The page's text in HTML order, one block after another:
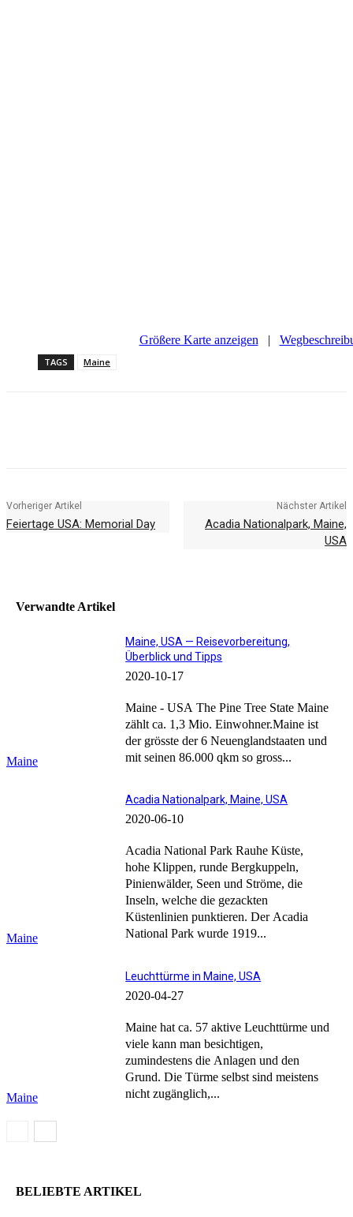
Größere Karte anzeigen |
TAGS Maine
Vorheriger Artikel
Feiertage USA: Memorial Day
Nächster Artikel
Acadia Nationalpark, Maine,
USA
Verwandte Artikel
Maine
Maine, USA — Reisevorbereitung,
Überblick und Tipps
2020-10-17
Maine - USA The Pine Tree State Maine
zählt ca. 1,3 Mio. Einwohner.Maine ist
der grösste der 6 Neuenglandstaaten und
mit seinen 86.000 qkm so gross...
Maine
Acadia Nationalpark, Maine, USA
2020-06-10
Acadia National Park Rauhe Küste,
hohe Klippen, runde Bergkuppeln,
Pinienwälder, Seen und Ströme, die
Inseln, welche die gezackten
Küstenlinien punktieren. Der Acadia
National Park wurde 1919...
Maine
Leuchttürme in Maine, USA
2020-04-27
Maine hat ca. 57 aktive Leuchttürme und
viele kann man besichtigen,
zumindestens die Anlagen und den
Grund. Die Türme selbst sind meistens
nicht zugänglich,...
BELIEBTE ARTIKEL